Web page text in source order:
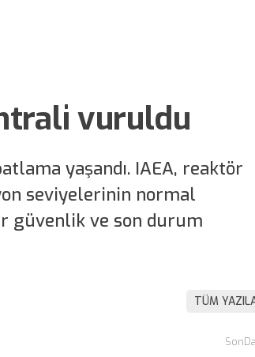
vuruldu
yaşandı. IAEA, reaktör
seviyelerinin normal
güvenlik ve son durum
TÜM